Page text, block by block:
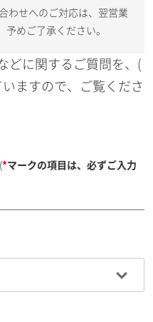
わせへのご対応は、翌営業
予めご了承ください。
どに関するご質問を、(
ますので、ご覧くださ
(*マークの項目は、必ずご入力